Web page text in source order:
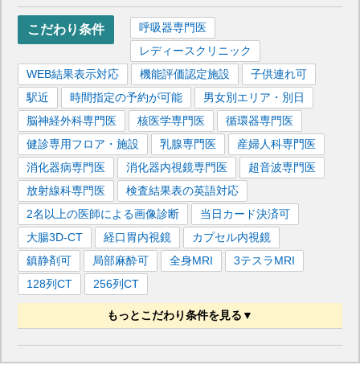
こだわり条件
呼吸器専門医
レディースクリニック
WEB結果表示対応
機能評価認定施設
子供連れ可
駅近
時間指定の予約が可能
男女別エリア・別日
脳神経外科専門医
核医学専門医
循環器専門医
健診専用フロア・施設
乳腺専門医
産婦人科専門医
消化器病専門医
消化器内視鏡専門医
超音波専門医
放射線科専門医
検査結果表の英語対応
2名以上の医師による画像診断
当日カード決済可
大腸3D-CT
経口胃内視鏡
カプセル内視鏡
鎮静剤可
局部麻酔可 全身MRI
3テスラMRI
128列CT
256列CT
もっとこだわり条件を見る▼
経鼻胃内視鏡 3Dマンモ オープンMRI
VSRAD